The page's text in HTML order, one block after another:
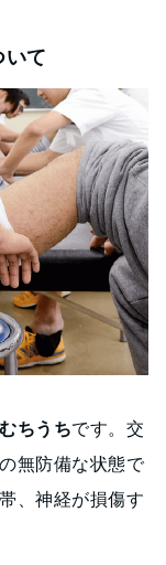
て
むちうちです。交
無防備な状態で
、神経が損傷す